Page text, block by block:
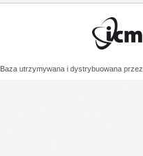
Baza utrzymywana i dystrybuowana przez